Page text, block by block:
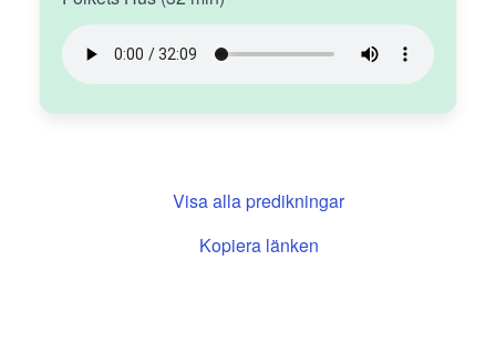
Visa alla predikningar
Kopiera länken